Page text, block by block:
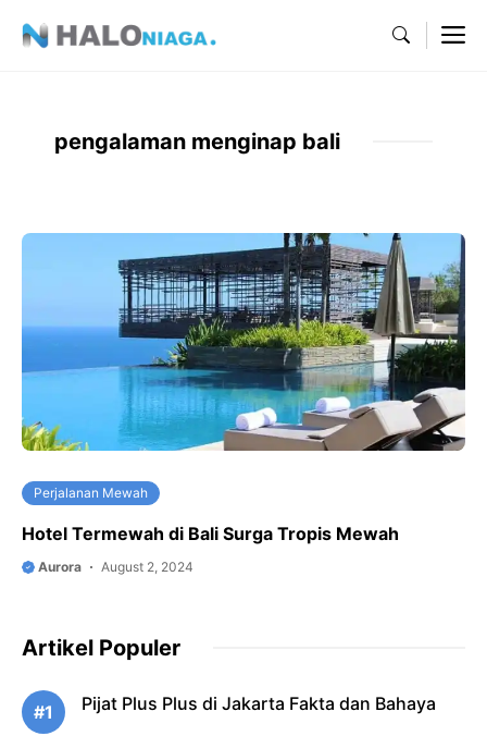
pengalaman menginap bali
Perjalanan Mewah
Hotel Termewah di Bali Surga Tropis Mewah
Aurora August 2, 2024
Artikel Populer
#1 Pijat Plus Plus di Jakarta Fakta dan Bahaya